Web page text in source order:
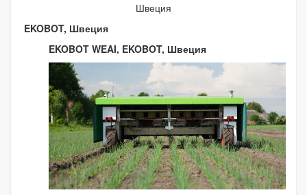
Швеция
EKOBOT, Швеция
EKOBOT WEAI, EKOBOT, Швеция